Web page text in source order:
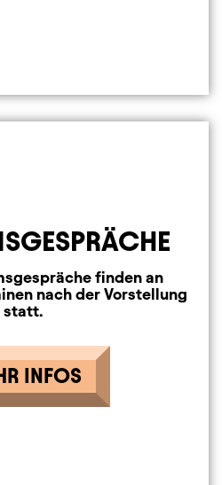
finden an
nach der Vorstellung
statt.
INFOS